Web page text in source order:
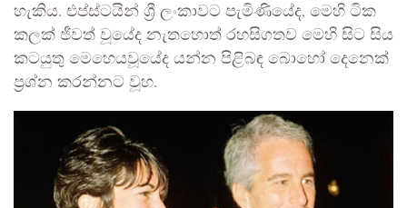
හැකිය. එප්ස්ටයින් ශ්‍රී ලංකාවට පැමිණියේද, මෙහි ටික
කලක් ජීවත් වූයේද නැතහොත් රහසිගතව මෙහි සිට සිය
කටයුතු මෙහෙයවූයේද යන්න පිළිබඳ බොහෝ දෙනෙක්
ප්‍රශ්න කරන්නට වූහ.